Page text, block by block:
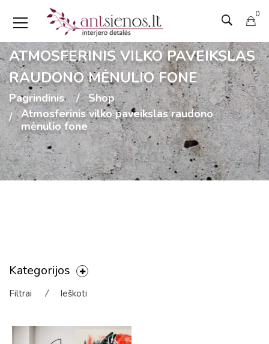
0
ATMOSFERINIS VILKO PAVEIKSLAS
RAUDONO MĖNULIO FONE
Pagrindinis
Shop
Atmosferinis vilko paveikslas raudono
mėnulio fone
Kategorijos
Filtrai ⁄ Ieškoti